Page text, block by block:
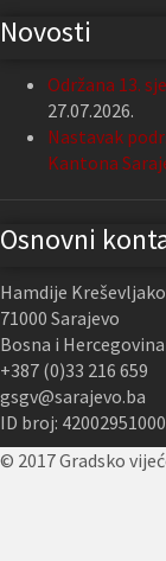
Novosti
Održana 13.
27.07.2026.
Nastavak
Kantona
Osnovni
Hamdije
71000 Sarajevo
Bosna i Hercegovina
+387 (0)33 216 659
gsgv@sarajevo.ba
ID broj:
© 2017 Gradsko